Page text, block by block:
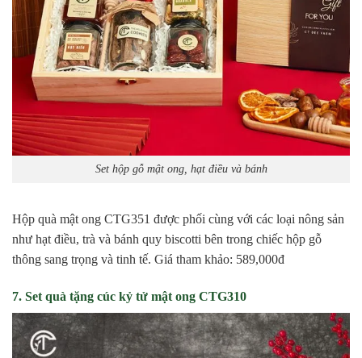
Set hộp gỗ mật ong, hạt điều và bánh
Hộp quà mật ong CTG351 được phối cùng với các loại nông sản
như hạt điều, trà và bánh quy biscotti bên trong chiếc hộp gỗ
thông sang trọng và tinh tế. Giá tham khảo: 589,000đ
7. Set quà tặng cúc kỷ tử mật ong CTG310